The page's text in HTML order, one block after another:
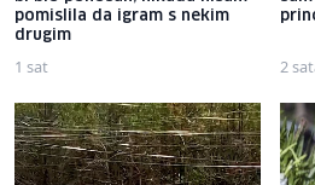
pomislila da igram s nekim
drugim
1 sat 2